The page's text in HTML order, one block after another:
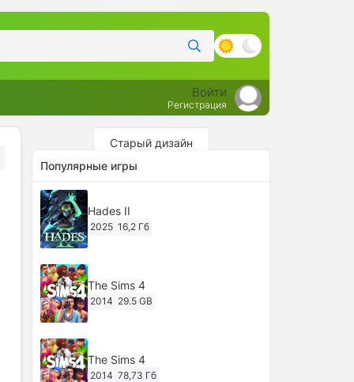
Войти
Регистрация
Старый дизайн
Популярные игры
Hades II
2025 16,2 Гб
The Sims 4
2014 29.5 GB
The Sims 4
2014 78,73 Гб